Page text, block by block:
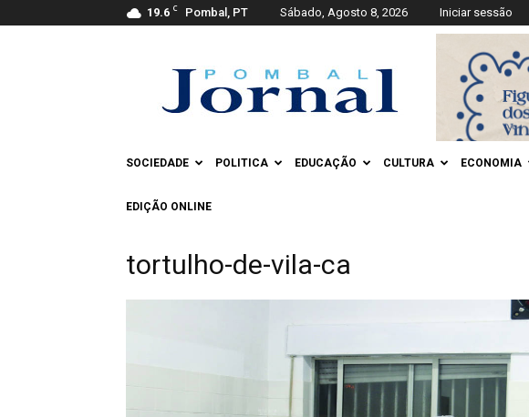
19.6 C Pombal, PT Sábado, Agosto 8, 2026 Iniciar sessão
Jornal
SOCIEDADE POLITICA EDUCAÇÃO CULTURA ECONOMIA
EDIÇÃO ONLINE
tortulho-de-vila-ca